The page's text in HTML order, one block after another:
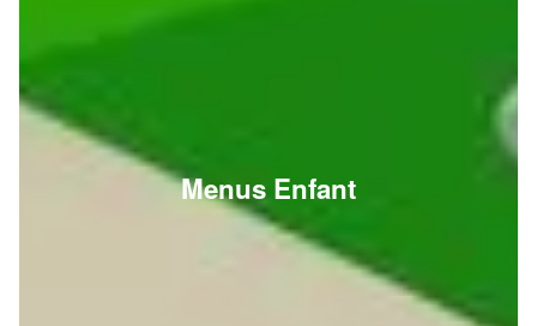
Menus Enfant